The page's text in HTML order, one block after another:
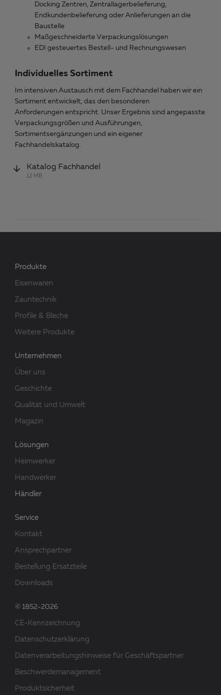
Docking Zentren, Zentrallagerbelieferung,
Endkundenbelieferung oder Anlieferungen an die
Baustelle
Maßgeschneiderte Verpackungslösungen
EDI gesteuertes Bestell- und Rechnungswesen
Individuelles Sortiment
Im intensiven Austausch mit dem Fachhandel haben wir ein
Sortiment entwickelt, das den besonderen
Anforderungen entspricht. Unser Ergebnis sind angepasste
Verpackungsgrößen und Ausführungen,
Sortimentsergänzungen und ein eigener
Fachhandelskatalog.
Katalog Fachhandel
12 MB
Produkte
Eisenwaren
Zauntechnik
Profile & Bleche
Weitere Produkte
Unternehmen
Über uns
Geschichte
Qualität und Umwelt
Magazin
Lösungen
Heimwerker
Handwerker
Händler
Service
Kontakt
Ansprechpartner
Bestellung Ersatzteile
Downloads
© 1852-2026
CE-Kennzeichnung
Datenschutzerklärung
Datenverarbeitungshinweise für Geschäftspartner
Beschwerdemanagement
Produktsicherheit